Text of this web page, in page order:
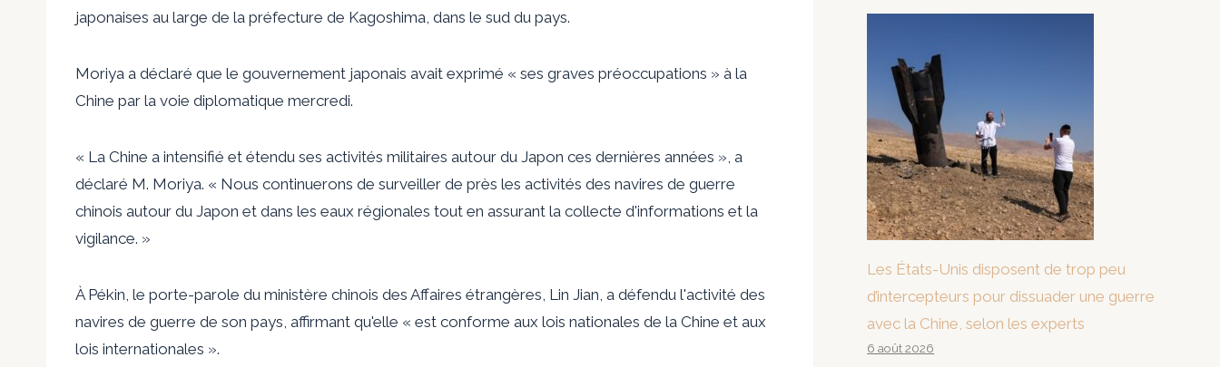
japonaises au large de la préfecture de Kagoshima, dans le sud du pays.
Moriya a déclaré que le gouvernement japonais avait exprimé « ses graves préoccupations » à la
Chine par la voie diplomatique mercredi.
« La Chine a intensifié et étendu ses activités militaires autour du Japon ces dernières années », a
déclaré M. Moriya. « Nous continuerons de surveiller de près les activités des navires de guerre
chinois autour du Japon et dans les eaux régionales tout en assurant la collecte d'informations et la
vigilance. »
À Pékin, le porte-parole du ministère chinois des Affaires étrangères, Lin Jian, a défendu l'activité des
navires de guerre de son pays, affirmant qu'elle « est conforme aux lois nationales de la Chine et aux
lois internationales ».
Les États-Unis disposent de trop peu
d’intercepteurs pour dissuader une guerre
avec la Chine, selon les experts
6 août 2026